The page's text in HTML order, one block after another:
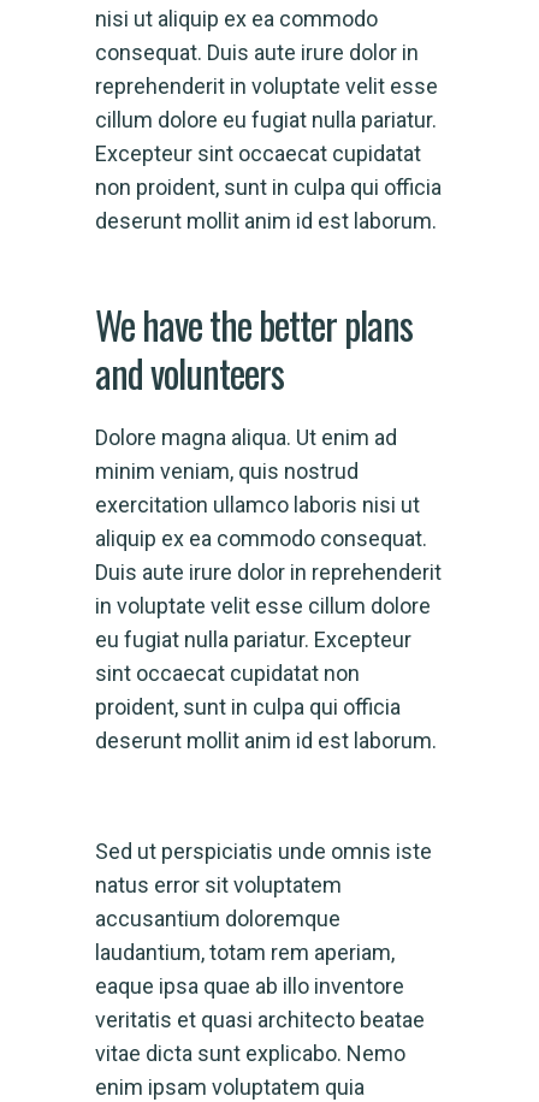
nisi ut aliquip ex ea commodo
consequat. Duis aute irure dolor in
reprehenderit in voluptate velit esse
cillum dolore eu fugiat nulla pariatur.
Excepteur sint occaecat cupidatat
non proident, sunt in culpa qui officia
deserunt mollit anim id est laborum.
We have the better plans
and volunteers
Dolore magna aliqua. Ut enim ad
minim veniam, quis nostrud
exercitation ullamco laboris nisi ut
aliquip ex ea commodo consequat.
Duis aute irure dolor in reprehenderit
in voluptate velit esse cillum dolore
eu fugiat nulla pariatur. Excepteur
sint occaecat cupidatat non
proident, sunt in culpa qui officia
deserunt mollit anim id est laborum.
Sed ut perspiciatis unde omnis iste
natus error sit voluptatem
accusantium doloremque
laudantium, totam rem aperiam,
eaque ipsa quae ab illo inventore
veritatis et quasi architecto beatae
vitae dicta sunt explicabo. Nemo
enim ipsam voluptatem quia